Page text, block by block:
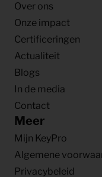
Over ons
Onze impact
Certificeringen
Actualiteit
Blogs
In de media
Contact
Meer
Mijn KeyPro
Algemene
Privacybeleid